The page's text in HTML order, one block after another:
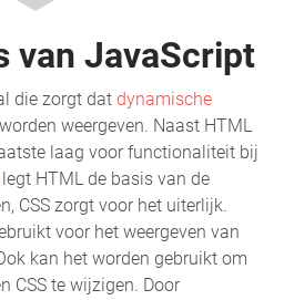
van JavaScript
die zorgt dat dynamische
weergeven. Naast HTML
laag voor functionaliteit bij
legt HTML de basis van de
CSS zorgt voor het uiterlijk.
voor het weergeven van
kan het worden gebruikt om
CSS te wijzigen. Door